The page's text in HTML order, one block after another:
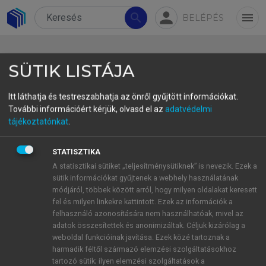
search person BELÉPÉS menu
Introduction
Miszlivetz Ferenc
az MTA doktora, szociológus, a kőszegi
Felsőbbfokú Tanulmányok Intézete főigazgatója, a
Pannon Egyetem tanára
ferenc.miszlivetz@iask.hu
Összefoglalás
SÜTIK LISTÁJA
Itt láthatja és testreszabhatja az önről gyűjtött információkat.
További információért kérjük, olvasd el az adatvédelmi
tájékoztatónkat.
STATISZTIKA
A statisztikai sütiket „teljesítménysütiknek” is nevezik. Ezek a
sütik információkat gyűjtenek a webhely használatának
módjáról, többek között arról, hogy milyen oldalakat keresett
fel és milyen linkekre kattintott. Ezek az információk a
felhasználó azonosítására nem használhatóak, mivel az
adatok összesítettek és anonimizáltak. Céljuk kizárólag a
weboldal funkcióinak javítása. Ezek közé tartoznak a
harmadik féltől származó elemzési szolgáltatásokhoz
tartozó sütik; ilyen elemzési szolgáltatások a